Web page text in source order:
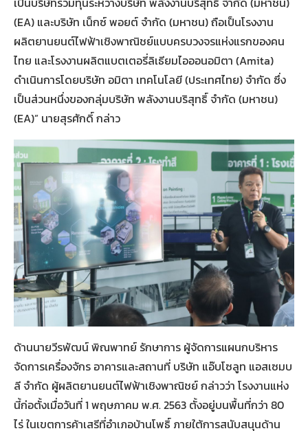
(EA) และบริษัท เน็กซ์ พอยต์ จำกัด (มหาชน) ถือเป็นโรงงาน
ผลิตยานยนต์ไฟฟ้าเชิงพาณิชย์แบบครบวงจรแห่งแรกของคน
ไทย และโรงงานผลิตแบตเตอรี่ลิเธียมไอออนอมิตา (Amita)
ดำเนินการโดยบริษัท อมิตา เทคโนโลยี (ประเทศไทย) จำกัด ซึ่ง
เป็นส่วนหนึ่งของกลุ่มบริษัท พลังงานบริสุทธิ์ จำกัด (มหาชน)
(EA)” นายสุรศักดิ์ กล่าว
ด้านนายวีรพัฒน์ พิณพาทย์ รักษาการ ผู้จัดการแผนกบริหาร
จัดการเครื่องจักร อาคารและสถานที่ บริษัท แอ๊บโซลูท แอสเซมบ
ลี จำกัด ผู้ผลิตยานยนต์ไฟฟ้าเชิงพาณิชย์ กล่าวว่า โรงงานแห่ง
นี้ก่อตั้งเมื่อวันที่ 1 พฤษภาคม พ.ศ. 2563 ตั้งอยู่บนพื้นที่กว่า 80
ไร่ ในเขตการค้าเสรีที่อำเภอบ้านโพธิ์ ภายใต้การสนับสนุนด้าน